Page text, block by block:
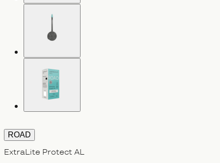
ROAD
ExtraLite Protect AL